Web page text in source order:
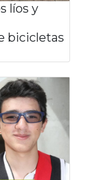
líos y
bicicletas